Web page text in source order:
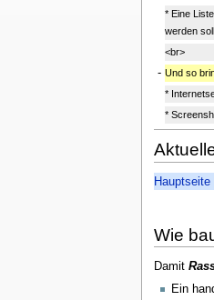
* Eine
werden soll.
<br>
- Und so
*
*
Hauptseite|
Wie
Damit
Ein